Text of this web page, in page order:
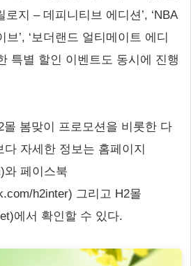
로지 – 데피니티브 에디션’, ‘NBA
브’, ‘보더랜드 얼티메이트 에디
특별 할인 이벤트도 동시에 진행
몰 봄맞이 프로모션을 비롯한 다
자세한 정보는 홈페이지
와 페이스북
h2inter) 그리고 H2몰
에서 확인할 수 있다.